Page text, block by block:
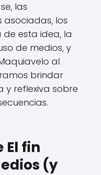
las
asociadas, los
esta idea, la
de medios, y
al
brindar
y reflexiva sobre
El fin
(y